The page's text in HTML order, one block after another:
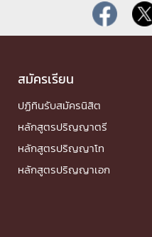
สมัครเรียน
ปฏิทินรับสมัครนิสิต
หลักสูตรปริญญาตรี
หลักสูตรปริญญาโท
หลักสูตรปริญญาเอก